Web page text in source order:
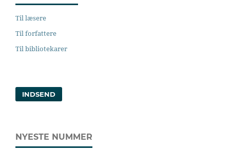
Til læsere
Til forfattere
Til bibliotekarer
INDSEND
NYESTE NUMMER